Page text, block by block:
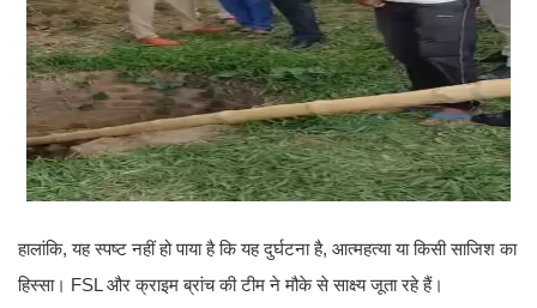
हालांकि, यह स्पष्ट नहीं हो पाया है कि यह दुर्घटना है, आत्महत्या या किसी साजिश का
हिस्सा। FSL और क्राइम ब्रांच की टीम ने मौके से साक्ष्य जूता रहे हैं।